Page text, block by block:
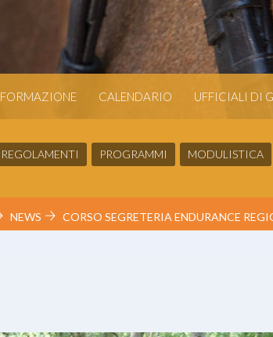
FORMAZIONE CALENDARIO UFFICIALI DI
REGOLAMENTI PROGRAMMI MODULISTICA
NEWS CORSO SEGRETERIA ENDURANCE